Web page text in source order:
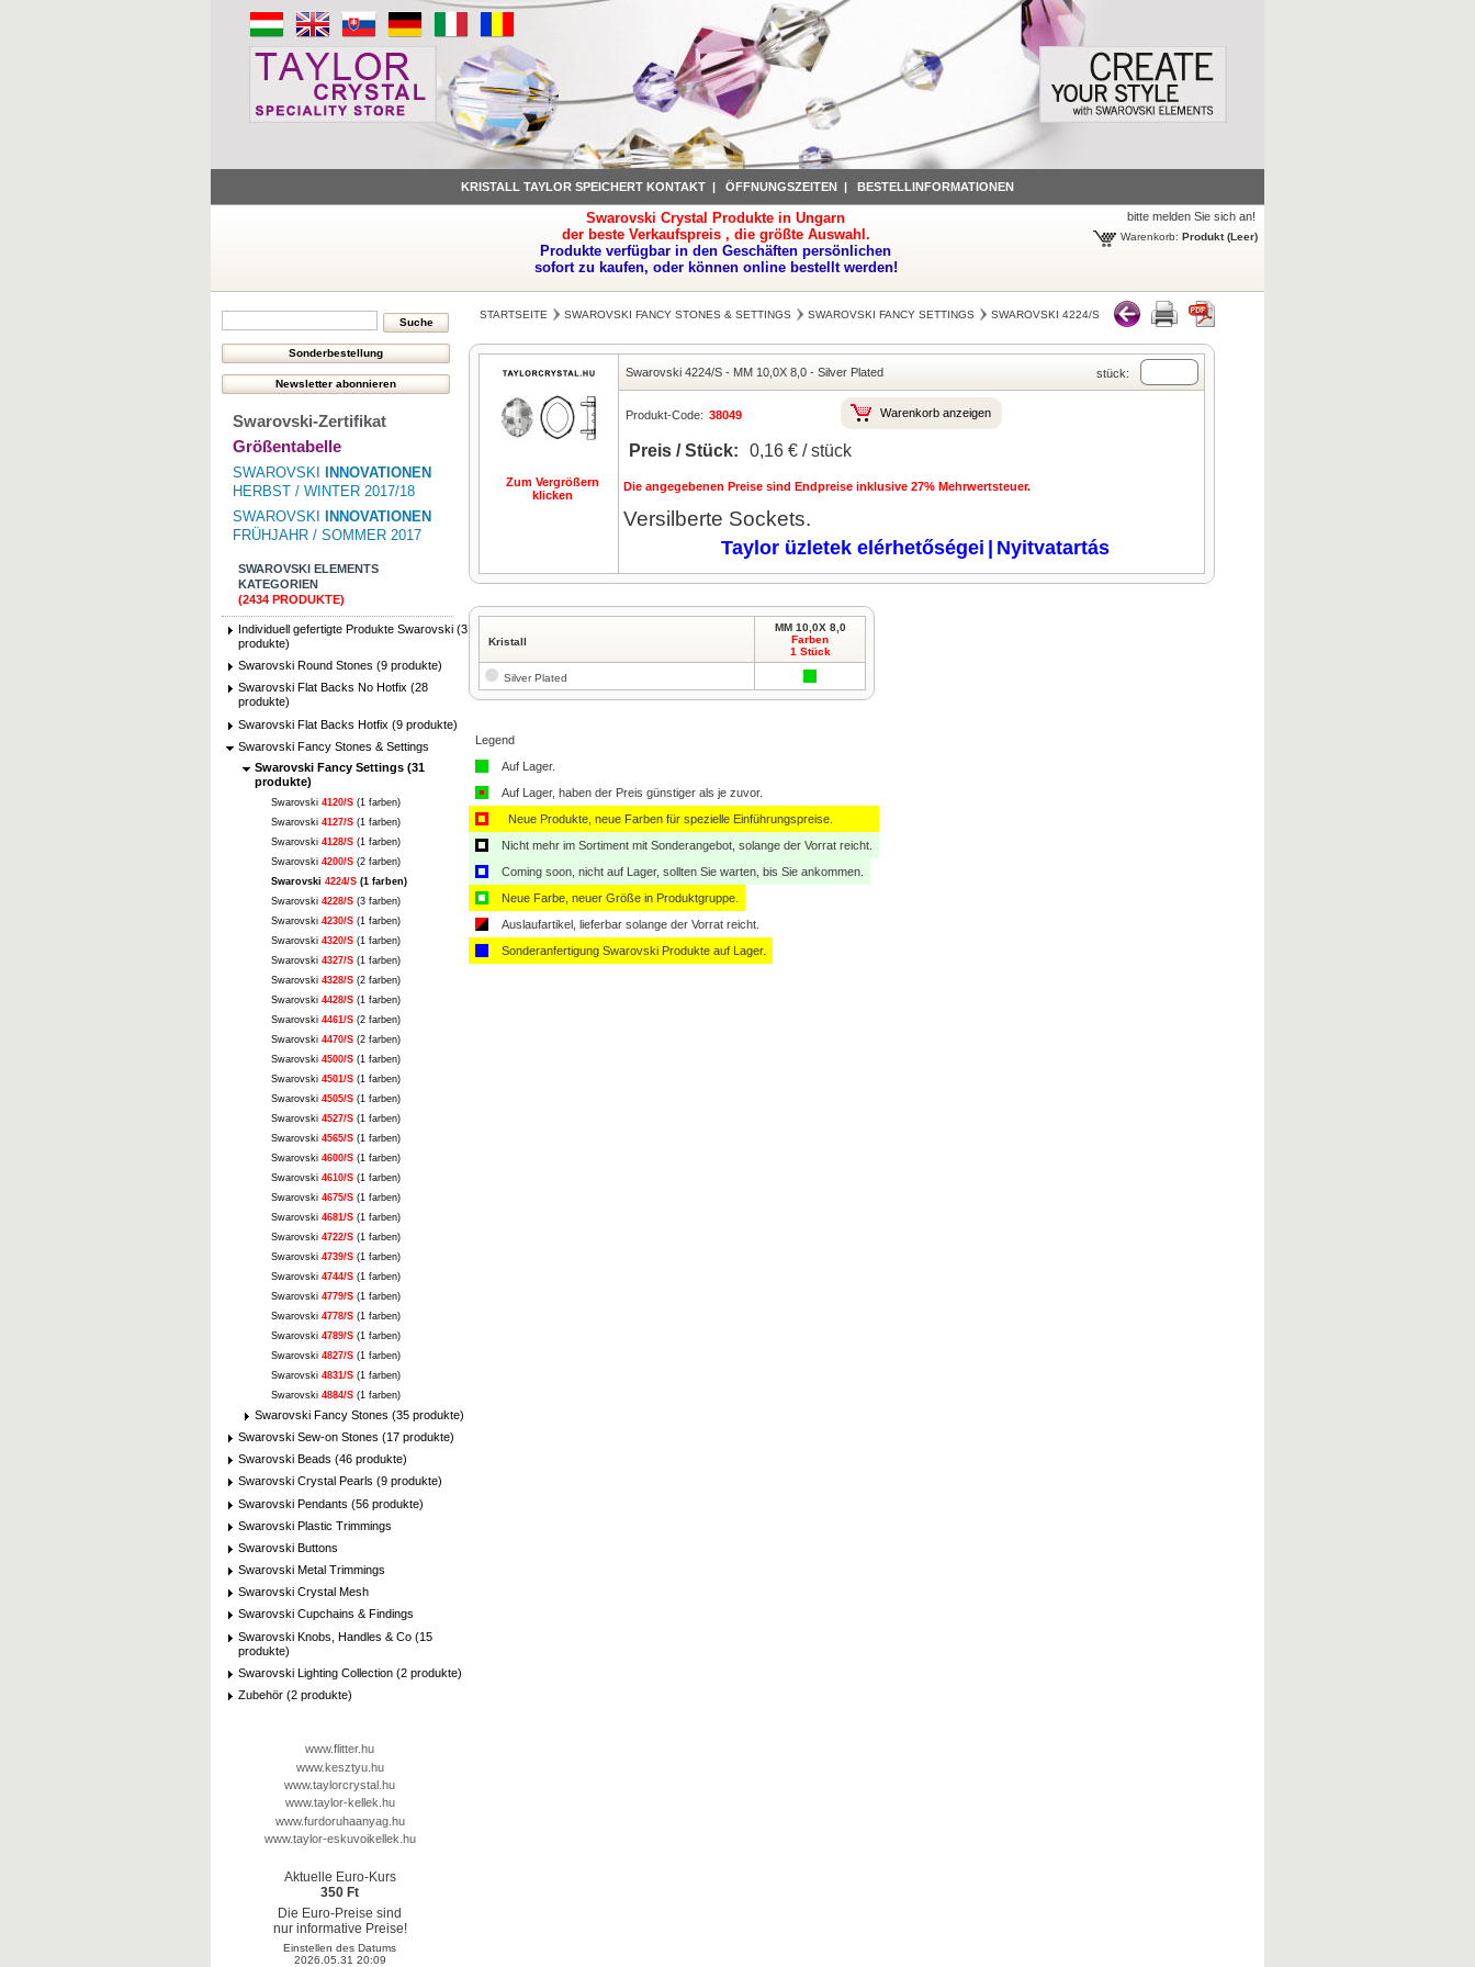
KRISTALL TAYLOR SPEICHERT KONTAKT | ÖFFNUNGSZEITEN | BESTELLINFORMATIONEN
Swarovski Crystal Produkte in Ungarn
der beste Verkaufspreis , die größte Auswahl.
Produkte verfügbar in den Geschäften persönlichen
sofort zu kaufen, oder können online bestellt werden!
bitte melden Sie sich an!
Warenkorb: Produkt (Leer)
Swarovski-Zertifikat
Größentabelle
SWAROVSKI
INNOVATIONEN
HERBST / WINTER 2017/18
SWAROVSKI
INNOVATIONEN
FRÜHJAHR / SOMMER 2017
SWAROVSKI ELEMENTS
KATEGORIEN
(2434 PRODUKTE)
Individuell gefertigte Produkte Swarovski (3
produkte)
Swarovski Round Stones (9 produkte)
Swarovski Flat Backs No Hotfix (28
produkte)
Swarovski Flat Backs Hotfix (9 produkte)
Swarovski Fancy Stones & Settings
Swarovski Fancy Settings (31
produkte)
Swarovski 4120/S (1 farben)
Swarovski 4127/S (1 farben)
Swarovski 4128/S (1 farben)
Swarovski 4200/S (2 farben)
Swarovski 4224/S (1 farben)
Swarovski 4228/S (3 farben)
Swarovski 4230/S (1 farben)
Swarovski 4320/S (1 farben)
Swarovski 4327/S (1 farben)
Swarovski 4328/S (2 farben)
Swarovski 4428/S (1 farben)
Swarovski 4461/S (2 farben)
Swarovski 4470/S (2 farben)
Swarovski 4500/S (1 farben)
Swarovski 4501/S (1 farben)
Swarovski 4505/S (1 farben)
Swarovski 4527/S (1 farben)
Swarovski 4565/S (1 farben)
Swarovski 4600/S (1 farben)
Swarovski 4610/S (1 farben)
Swarovski 4675/S (1 farben)
Swarovski 4681/S (1 farben)
Swarovski 4722/S (1 farben)
Swarovski 4739/S (1 farben)
Swarovski 4744/S (1 farben)
Swarovski 4779/S (1 farben)
Swarovski 4778/S (1 farben)
Swarovski 4789/S (1 farben)
Swarovski 4827/S (1 farben)
Swarovski 4831/S (1 farben)
Swarovski 4884/S (1 farben)
Swarovski Fancy Stones (35 produkte)
Swarovski Sew-on Stones (17 produkte)
Swarovski Beads (46 produkte)
Swarovski Crystal Pearls (9 produkte)
Swarovski Pendants (56 produkte)
Swarovski Plastic Trimmings
Swarovski Buttons
Swarovski Metal Trimmings
Swarovski Crystal Mesh
Swarovski Cupchains & Findings
Swarovski Knobs, Handles & Co (15
produkte)
Swarovski Lighting Collection (2 produkte)
Zubehör (2 produkte)
www.flitter.hu
www.kesztyu.hu
www.taylorcrystal.hu
www.taylor-kellek.hu
www.furdoruhaanyag.hu
www.taylor-eskuvoikellek.hu
Aktuelle Euro-Kurs
350 Ft
Die Euro-Preise sind
nur informative Preise!
Einstellen des Datums
2026.05.31 20:09
STARTSEITE SWAROVSKI FANCY STONES & SETTINGS SWAROVSKI FANCY SETTINGS SWAROVSKI 4224/S
Zum Vergrößern
klicken
Swarovski 4224/S - MM 10,0X 8,0 - Silver Plated stück:
Produkt-Code: 38049 Warenkorb anzeigen
Preis / Stück: 0,16 € / stück
Die angegebenen Preise sind Endpreise inklusive 27% Mehrwertsteuer.
Versilberte Sockets.
Taylor üzletek elérhetőségei Nyitvatartás
Kristall
MM 10,0X 8,0
Farben
1 Stück
Silver Plated
Legend
Auf Lager.
Auf Lager, haben der Preis günstiger als je zuvor.
Neue Produkte, neue Farben für spezielle Einführungspreise.
Nicht mehr im Sortiment mit Sonderangebot, solange der Vorrat reicht.
Coming soon, nicht auf Lager, sollten Sie warten, bis Sie ankommen.
Neue Farbe, neuer Größe in Produktgruppe.
Auslaufartikel, lieferbar solange der Vorrat reicht.
Sonderanfertigung Swarovski Produkte auf Lager.